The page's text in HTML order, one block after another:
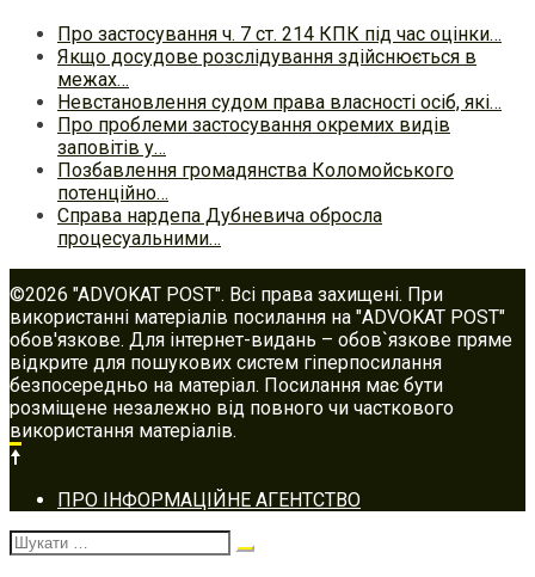
Про застосування ч. 7 ст. 214 КПК під час оцінки…
Якщо досудове розслідування здійснюється в
межах…
Невстановлення судом права власності осіб, які…
Про проблеми застосування окремих видів
заповітів у…
Позбавлення громадянства Коломойського
потенційно…
Справа нардепа Дубневича обросла
процесуальними…
©2026 "ADVOKAT POST". Всі права захищені. При
використанні матеріалів посилання на "ADVOKAT POST"
обов'язкове. Для інтернет-видань – обов`язкове пряме
відкрите для пошукових систем гіперпосилання
безпосередньо на матеріал. Посилання має бути
розміщене незалежно від повного чи часткового
використання матеріалів.
Footer
navigation
ПРО ІНФОРМАЦІЙНЕ АГЕНТСТВО
Шукати: